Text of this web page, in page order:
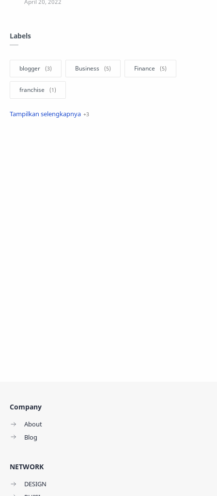
Labels
blogger Business Finance
franchise
investasi Manajemen
Company
About
Blog
NETWORK
DESIGN